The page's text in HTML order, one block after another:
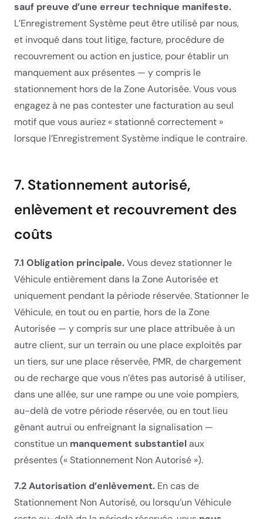
sauf preuve d’une erreur technique manifeste.
L’Enregistrement Système peut être utilisé par nous,
et invoqué dans tout litige, facture, procédure de
recouvrement ou action en justice, pour établir un
manquement aux présentes — y compris le
stationnement hors de la Zone Autorisée. Vous vous
engagez à ne pas contester une facturation au seul
motif que vous auriez « stationné correctement »
lorsque l’Enregistrement Système indique le contraire.
7. Stationnement autorisé,
enlèvement et recouvrement des
coûts
7.1 Obligation principale.Vous devez stationner le
Véhicule entièrement dans la Zone Autorisée et
uniquement pendant la période réservée. Stationner le
Véhicule, en tout ou en partie, hors de la Zone
Autorisée — y compris sur une place attribuée à un
autre client, sur un terrain ou une place exploités par
un tiers, sur une place réservée, PMR, de chargement
ou de recharge que vous n’êtes pas autorisé à utiliser,
dans une allée, sur une rampe ou une voie pompiers,
au-delà de votre période réservée, ou en tout lieu
gênant autrui ou enfreignant la signalisation —
constitue un manquement substantielaux
présentes (« Stationnement Non Autorisé »).
7.2 Autorisation d’enlèvement. En cas de
Stationnement Non Autorisé, ou lorsqu’un Véhicule